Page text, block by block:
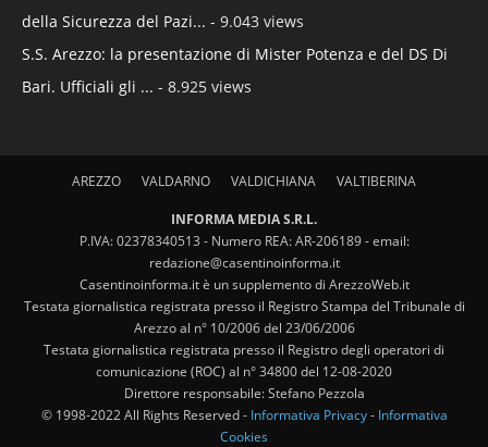
della Sicurezza del Pazi... - 9.043 views
S.S. Arezzo: la presentazione di Mister Potenza e del DS Di
Bari. Ufficiali gli ... - 8.925 views
AREZZO VALDARNO VALDICHIANA VALTIBERINA
INFORMA MEDIA S.R.L.
P.IVA: 02378340513 - Numero REA: AR-206189 - email:
redazione@casentinoinforma.it
Casentinoinforma.it è un supplemento di ArezzoWeb.it
Testata giornalistica registrata presso il Registro Stampa del Tribunale di
Arezzo al n° 10/2006 del 23/06/2006
Testata giornalistica registrata presso il Registro degli operatori di
comunicazione (ROC) al n° 34800 del 12-08-2020
Direttore responsabile: Stefano Pezzola
© 1998-2022 All Rights Reserved - Informativa Privacy- Informativa
Cookies